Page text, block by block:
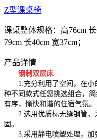
Z型课桌椅
课桌整体规格：高76cm
79cm 长40cm 宽37cm；
产品详情
钢制双层床
1.充分利用了空间，在小
种不同款式任您挑选组合，
有序，愉快和谐的住宿气氛。
2.选用优质标无缝钢管，
固。
3.采用静电喷塑处理，加